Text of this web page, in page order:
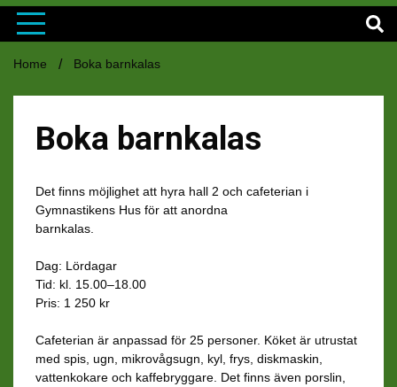
Home Boka barnkalas
Boka barnkalas
Det finns möjlighet att hyra hall 2 och cafeterian i
Gymnastikens Hus för att anordna
barnkalas.
Dag: Lördagar
Tid: kl. 15.00–18.00
Pris: 1 250 kr
Cafeterian är anpassad för 25 personer. Köket är utrustat
med spis, ugn, mikrovågsugn, kyl, frys, diskmaskin,
vattenkokare och kaffebryggare. Det finns även porslin,